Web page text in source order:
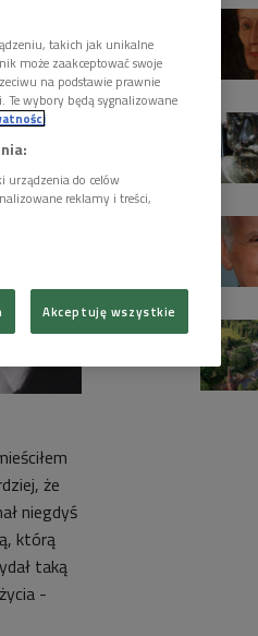
że
niegdyś
którą
taką
-
takich jak unikalne
może zaakceptować swoje
na podstawie prawnie
wybory będą sygnalizowane
urządzenia do celów
reklamy i treści,
Akceptuję wszystkie